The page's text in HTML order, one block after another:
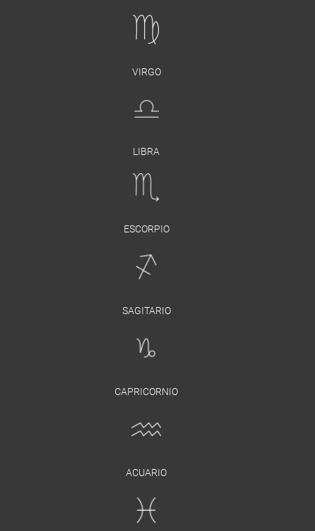
VIRGO
LIBRA
ESCORPIO
SAGITARIO
CAPRICORNIO
ACUARIO